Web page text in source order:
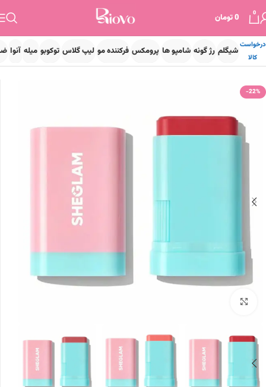
0
0تومان
درخواست
کالا
شیگلم رژ گونه شامپو ها پرومکس فرکننده مو لیپ گلاس توکوبو میله آنوا
خانه
-22%